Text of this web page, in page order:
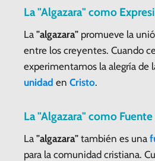
La "Algazara" como
La "algazara" promueve la
entre los creyentes. Cuando
experimentamos la alegría de
unidad en Cristo.
La "Algazara" como
La "algazara" también es una
para la comunidad cristiana.